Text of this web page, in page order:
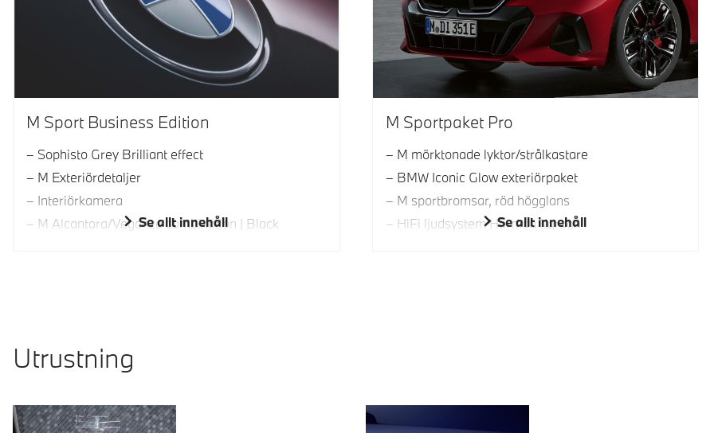
M Sport Business Edition
Sophisto Grey Brilliant effect
M Exteriördetaljer
Interiörkamera
M Alcantara/Veganza combination | Black
Se allt innehåll
M Sportpaket Pro
M mörktonade lyktor/strålkastare
BMW Iconic Glow exteriörpaket
M sportbromsar, röd högglans
HiFi ljudsystem Harman Kardon
Se allt innehåll
Utrustning